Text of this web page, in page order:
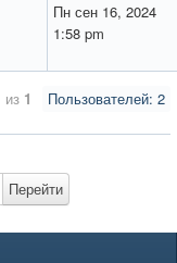
Пн сен 16, 2024
1:58 pm
Пользователей: 2
из 1
Перейти